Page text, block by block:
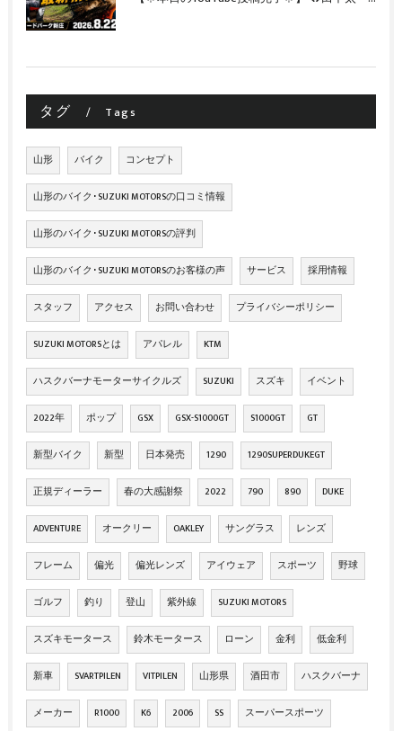
タグ Tags
山形 バイク コンセプト
山形のバイク･SUZUKI MOTORSの口コミ情報
山形のバイク･SUZUKI MOTORSの評判
山形のバイク･SUZUKI MOTORSのお客様の声 サービス 採用情報
スタッフ アクセス お問い合わせ プライバシーポリシー
SUZUKI MOTORSとは アパレル KTM
ハスクバーナモーターサイクルズ SUZUKI スズキ イベント
2022年 ポップ GSX GSX-S1000GT S1000GT GT
新型バイク 新型 日本発売 1290 1290SUPERDUKEGT
正規ディーラー 春の大感謝祭 2022 790 890 DUKE
ADVENTURE オークリー OAKLEY サングラス レンズ
フレーム 偏光 偏光レンズ アイウェア スポーツ 野球
ゴルフ 釣り 登山 紫外線 SUZUKI MOTORS
スズキモータース 鈴木モータース ローン 金利 低金利
新車 SVARTPILEN VITPILEN 山形県 酒田市 ハスクバーナ
メーカー R1000 K6 2006 SS スーパースポーツ